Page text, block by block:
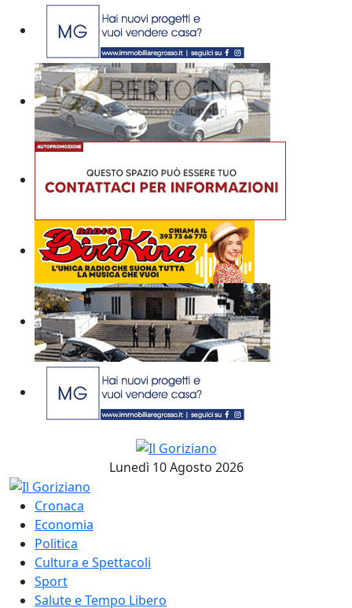
Lunedì 10 Agosto 2026
Cronaca
Economia
Politica
Cultura e Spettacoli
Sport
Salute e Tempo Libero